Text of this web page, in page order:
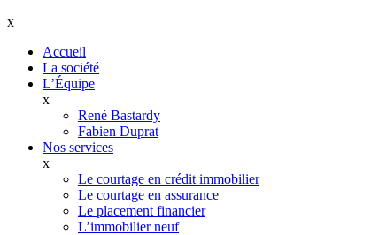
x
Accueil
La société
L’Équipe
x
René Bastardy
Fabien Duprat
Nos services
x
Le courtage en crédit immobilier
Le courtage en assurance
Le placement financier
L’immobilier neuf